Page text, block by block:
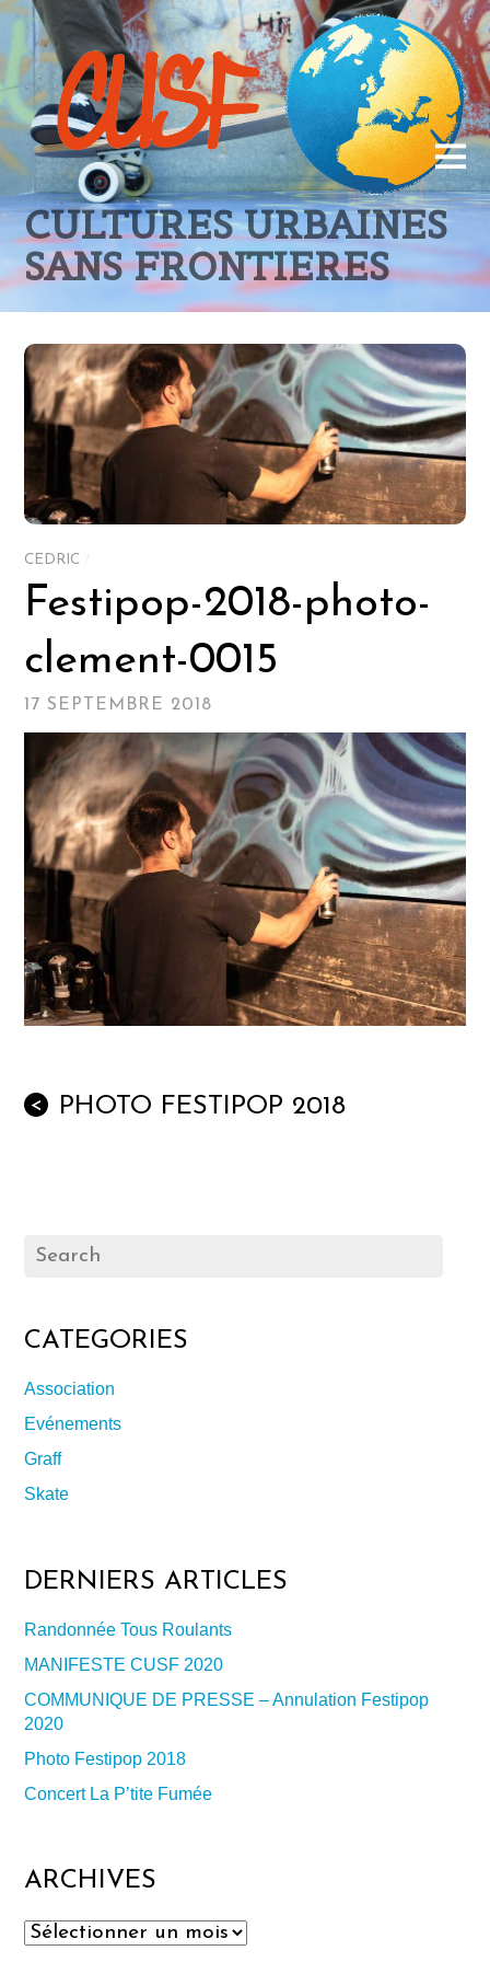
CULTURES URBAINES
SANS FRONTIERES
CEDRIC
Festipop-2018-photo-
clement-0015
17 SEPTEMBRE 2018
< PHOTO FESTIPOP 2018
CATEGORIES
Association
Evénements
Graff
Skate
DERNIERS ARTICLES
Randonnée Tous Roulants
MANIFESTE CUSF 2020
COMMUNIQUE DE PRESSE – Annulation Festipop
2020
Photo Festipop 2018
Concert La P’tite Fumée
ARCHIVES
Archives